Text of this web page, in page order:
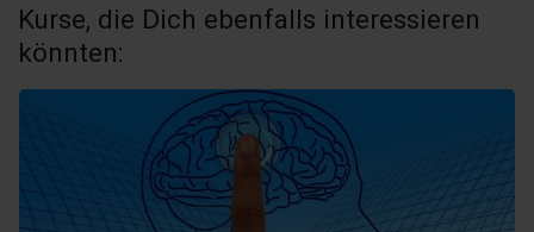
Kurse, die Dich ebenfalls interessieren
könnten: